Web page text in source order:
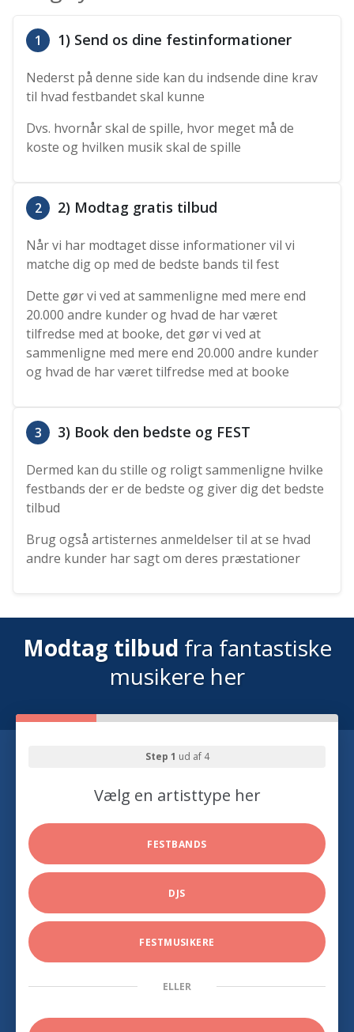
1 1) Send os dine festinformationer
Nederst på denne side kan du indsende dine krav
til hvad festbandet skal kunne
Dvs. hvornår skal de spille, hvor meget må de
koste og hvilken musik skal de spille
2 2) Modtag gratis tilbud
Når vi har modtaget disse informationer vil vi
matche dig op med de bedste bands til fest
Dette gør vi ved at sammenligne med mere end
20.000 andre kunder og hvad de har været
tilfredse med at booke, det gør vi ved at
sammenligne med mere end 20.000 andre kunder
og hvad de har været tilfredse med at booke
3 3) Book den bedste og FEST
Dermed kan du stille og roligt sammenligne hvilke
festbands der er de bedste og giver dig det bedste
tilbud
Brug også artisternes anmeldelser til at se hvad
andre kunder har sagt om deres præstationer
Modtag tilbud fra fantastiske
musikere her
Step 1 ud af 4
Vælg en artisttype her
FESTBANDS
DJS
FESTMUSIKERE
ELLER